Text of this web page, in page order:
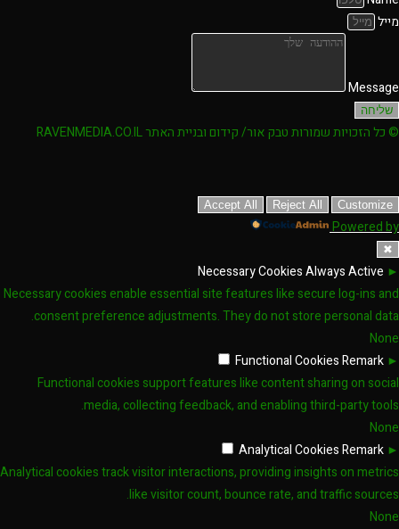
מייל
Message
שליחה
© כל הזכויות שמורות טבק אור/ קידום ובניית האתר RAVENMEDIA.CO.IL
Customize
Reject All
Accept All
Powered by
✖
►
Necessary CookiesAlways Active
Necessary cookies enable essential site features like secure log-ins and
consent preference adjustments. They do not store personal data.
None
►
Functional CookiesRemark
Functional cookies support features like content sharing on social
media, collecting feedback, and enabling third-party tools.
None
►
Analytical CookiesRemark
Analytical cookies track visitor interactions, providing insights on metrics
like visitor count, bounce rate, and traffic sources.
None